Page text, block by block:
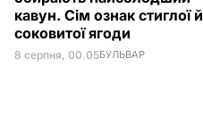
кавун. Сім ознак стиглої й
соковитої ягоди
8 серпня, 00.05БУЛЬВАР